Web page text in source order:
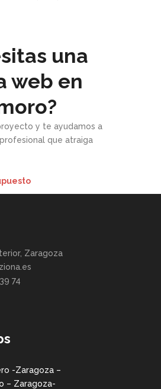
una
web en
y te ayudamos a
que atraiga
Zaragoza
74
-Zaragoza –
– Zaragoza-